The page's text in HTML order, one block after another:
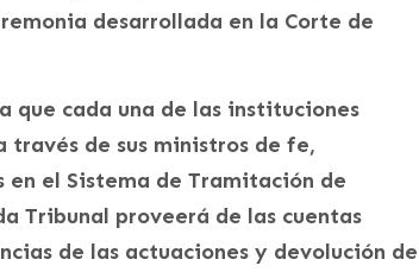
desarrollada en la Corte de
que cada una de las instituciones
través de sus ministros de fe,
el Sistema de Tramitación de
Tribunal proveerá de las cuentas
de las actuaciones y devolución de